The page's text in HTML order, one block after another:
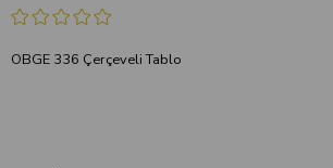
OBGE 336 Çerçeveli Tablo